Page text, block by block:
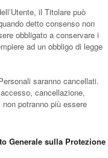
il Titolare può
detto consenso non
obbligato a conservare i
ad un obbligo di legge
saranno cancellati.
cancellazione,
potranno più essere
Generale sulla Protezione